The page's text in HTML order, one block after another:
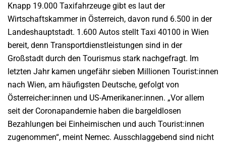
Knapp 19.000 Taxifahrzeuge gibt es laut der
Wirtschaftskammer in Österreich, davon rund 6.500 in der
Landeshauptstadt. 1.600 Autos stellt Taxi 40100 in Wien
bereit, denn Transportdienstleistungen sind in der
Großstadt durch den Tourismus stark nachgefragt. Im
letzten Jahr kamen ungefähr sieben Millionen Tourist:innen
nach Wien, am häufigsten Deutsche, gefolgt von
Österreicher:innen und US-Amerikaner:innen. „Vor allem
seit der Coronapandemie haben die bargeldlosen
Bezahlungen bei Einheimischen und auch Tourist:innen
zugenommen“, meint Nemec. Ausschlaggebend sind nicht